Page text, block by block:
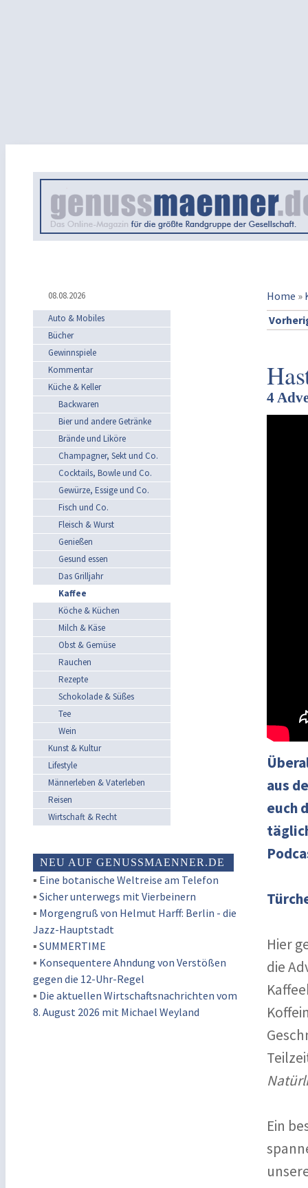
08.08.2026 Home »
Auto & Mobiles
Bücher
Gewinnspiele
Kommentar
Küche & Keller
Backwaren
Bier und andere Getränke
Brände und Liköre
Champagner, Sekt und Co.
Cocktails, Bowle und Co.
Gewürze, Essige und Co.
Fisch und Co.
Fleisch & Wurst
Genießen
Gesund essen
Das Grilljahr
Kaffee
Köche & Küchen
Milch & Käse
Obst & Gemüse
Rauchen
Rezepte
Schokolade & Süßes
Tee
Wein
Kunst & Kultur
Lifestyle
Männerleben & Vaterleben
Reisen
Wirtschaft & Recht
NEU AUF GENUSSMAENNER.DE
▪ Eine botanische Weltreise am Telefon
▪ Sicher unterwegs mit Vierbeinern
▪ Morgengruß von Helmut Harff: Berlin - die
Jazz-Hauptstadt
▪ SUMMERTIME
▪ Konsequentere Ahndung von Verstößen
gegen die 12-Uhr-Regel
▪ Die aktuellen Wirtschaftsnachrichten vom
8. August 2026 mit Michael Weyland
4
aus
euch
Hier
die
Ein